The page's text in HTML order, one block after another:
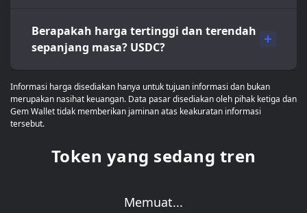
Berapakah harga tertinggi dan terendah
sepanjang masa? USDC?
Informasi harga disediakan hanya untuk tujuan informasi dan bukan
merupakan nasihat keuangan. Data pasar disediakan oleh pihak ketiga dan
Gem Wallet tidak memberikan jaminan atas keakuratan informasi
tersebut.
Token yang sedang tren
Memuat...